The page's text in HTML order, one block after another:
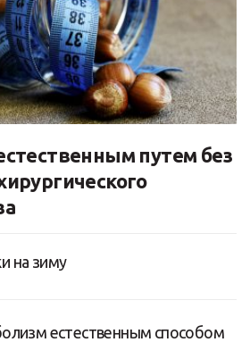
путем без
на зиму
естественным способом